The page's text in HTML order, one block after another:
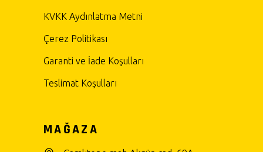
KVKK Aydınlatma Metni
Çerez Politikası
Garanti ve İade Koşulları
Teslimat Koşulları
MAĞAZA